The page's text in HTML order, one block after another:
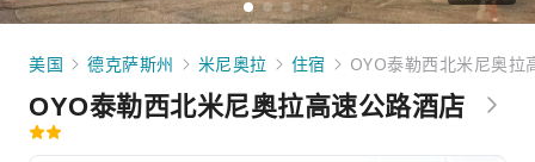
美国 德克萨斯州 米尼奥拉 住宿 OYO泰勒西北米尼奥拉
OYO泰勒西北米尼奥拉高速公路酒店